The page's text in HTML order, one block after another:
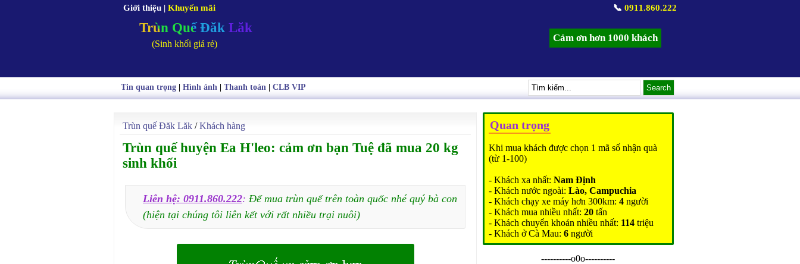
Giới thiệu | Khuyến mãi 📞 0911.860.222
Trùn Quế Đăk Lăk
(Sinh khối giá rẻ)
Cảm ơn hơn 1000 khách
Tin quan trọng| Hình ảnh| Thanh toán| CLB VIP
Trùn quế Đăk Lăk /Khách hàng
Trùn quế huyện Ea H'leo: cảm ơn bạn Tuệ đã mua 20 kg
sinh khối
Liên hệ: 0911.860.222: Để mua trùn quế trên toàn quốc nhé quý bà con
(hiện tại chúng tôi liên kết với rất nhiều trại nuôi)
Quan trọng
Khi mua khách được chọn 1 mã số nhận quà
(từ 1-100)
- Khách xa nhất: Nam Định
- Khách nước ngoài: Lào, Campuchia
- Khách chạy xe máy hơn 300km: 4 người
- Khách mua nhiều nhất: 20 tấn
- Khách chuyển khoản nhiều nhất: 114 triệu
- Khách ở Cà Mau: 6 người
----------o0o----------